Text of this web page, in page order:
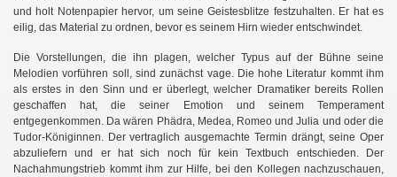
und holt Notenpapier hervor, um seine Geistesblitze festzuhalten. Er hat es
eilig, das Material zu ordnen, bevor es seinem Hirn wieder entschwindet.
Die Vorstellungen, die ihn plagen, welcher Typus auf der Bühne seine
Melodien vorführen soll, sind zunächst vage. Die hohe Literatur kommt ihm
als erstes in den Sinn und er überlegt, welcher Dramatiker bereits Rollen
geschaffen hat, die seiner Emotion und seinem Temperament
entgegenkommen. Da wären Phädra, Medea, Romeo und Julia und oder die
Tudor-Königinnen. Der vertraglich ausgemachte Termin drängt, seine Oper
abzuliefern und er hat sich noch für kein Textbuch entschieden. Der
Nachahmungstrieb kommt ihm zur Hilfe, bei den Kollegen nachzuschauen,